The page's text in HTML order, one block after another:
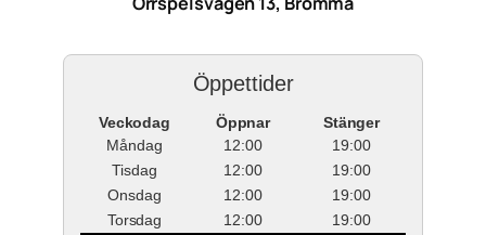
Öppettider
Veckodag Öppnar
Stänger
Måndag
12:00
19:00
Tisdag
12:00
19:00
Onsdag
12:00
19:00
Torsdag
12:00
19:00